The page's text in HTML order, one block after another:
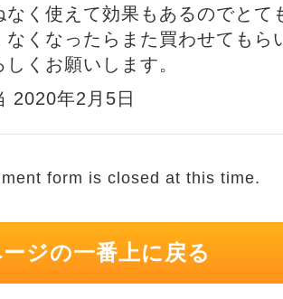
なく使えて効果もあるのでとて
なくなったらまた買わせてもら
くお願いします。
2020年2月5日
form is closed at this time.
ジの一番上に戻る